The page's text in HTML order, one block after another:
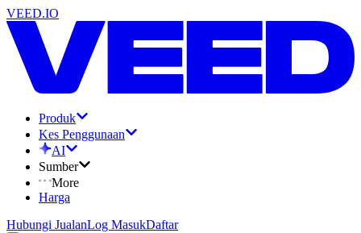
VEED.IO
Produk
Kes Penggunaan
AI
Sumber
More
Harga
Hubungi JualanLog MasukDaftar